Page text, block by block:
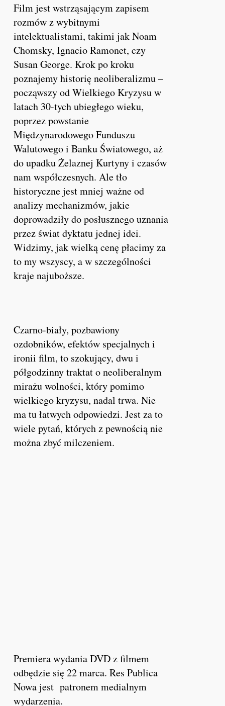
Film jest wstrząsającym zapisem
rozmów z wybitnymi
intelektualistami, takimi jak Noam
Chomsky, Ignacio Ramonet, czy
Susan George. Krok po kroku
poznajemy historię neoliberalizmu –
począwszy od Wielkiego Kryzysu w
latach 30-tych ubiegłego wieku,
poprzez powstanie
Międzynarodowego Funduszu
Walutowego i Banku Światowego, aż
do upadku Żelaznej Kurtyny i czasów
nam współczesnych. Ale tło
historyczne jest mniej ważne od
analizy mechanizmów, jakie
doprowadziły do posłusznego uznania
przez świat dyktatu jednej idei.
Widzimy, jak wielką cenę płacimy za
to my wszyscy, a w szczególności
kraje najuboższe.
Czarno-biały, pozbawiony
ozdobników, efektów specjalnych i
ironii film, to szokujący, dwu i
półgodzinny traktat o neoliberalnym
mirażu wolności, który pomimo
wielkiego kryzysu, nadal trwa. Nie
ma tu łatwych odpowiedzi. Jest za to
wiele pytań, których z pewnością nie
można zbyć milczeniem.
Premiera wydania DVD z filmem
odbędzie się 22 marca. Res Publica
Nowa jest patronem medialnym
wydarzenia.